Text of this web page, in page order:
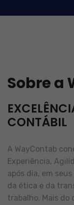
Sobre a
CONTÁBIL
A WayContab
Experiência,
após dia, em
da ética e da
trabalho. Mais do